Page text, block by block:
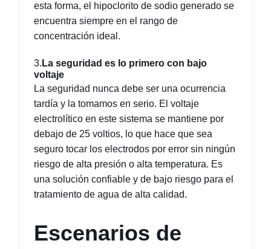
esta forma, el hipoclorito de sodio generado se
encuentra siempre en el rango de
concentración ideal.
3. La seguridad es lo primero con bajo
voltaje
La seguridad nunca debe ser una ocurrencia
tardía y la tomamos en serio. El voltaje
electrolítico en este sistema se mantiene por
debajo de 25 voltios, lo que hace que sea
seguro tocar los electrodos por error sin ningún
riesgo de alta presión o alta temperatura. Es
una solución confiable y de bajo riesgo para el
tratamiento de agua de alta calidad.
Escenarios de